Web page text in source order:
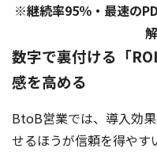
※継続率95％・最速の
数字で裏付ける「
感を高める
BtoB営業では、導入効
せるほうが信頼を得やす